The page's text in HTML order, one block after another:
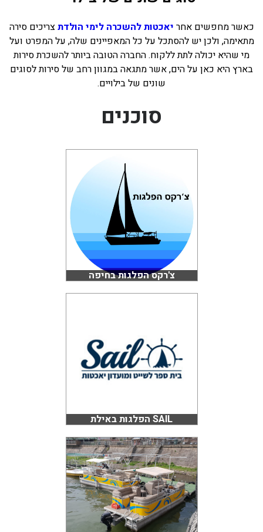
כאשר מחפשים אחר יאכטות להשכרה לימי הולדתצריכים סירה
מתאימה, ולכן יש להסתכל על כל המאפיינים שלה, על המפרט ועל
מי שהיא יכולה לתת ללקוח. החברה הטובה ביותר להשכרת סירות
בארץ היא כאן על הים, אשר מתגאה במגוון רחב של סירות לסוגים
שונים של בילויים.
סוכנים
צ'רקס הפלגות בחיפה
SAIL הפלגות באילת